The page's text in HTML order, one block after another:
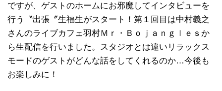
ですが、ゲストのホームにお邪魔してインタビューを
行う〝出張〞生福生がスタート！第１回目は中村義之
さんのライブカフェ羽村Ｍｒ・Ｂｏｊａｎｇｌｅｓか
ら生配信を行いました。スタジオとは違いリラックス
モードのゲストがどんな話をしてくれるのか…今後も
お楽しみに！